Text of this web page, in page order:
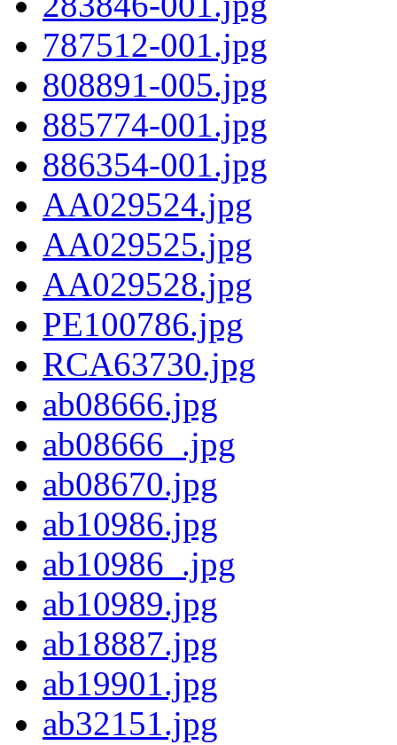
787512-001.jpg
808891-005.jpg
885774-001.jpg
886354-001.jpg
AA029524.jpg
AA029525.jpg
AA029528.jpg
PE100786.jpg
RCA63730.jpg
ab08666.jpg
ab08666_.jpg
ab08670.jpg
ab10986.jpg
ab10986_.jpg
ab10989.jpg
ab18887.jpg
ab19901.jpg
ab32151.jpg